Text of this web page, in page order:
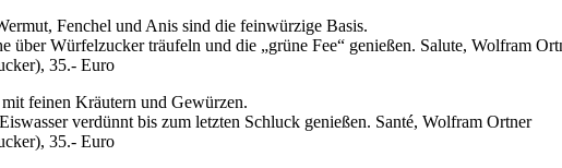
Fenchel und Anis sind die feinwürzige Basis.
über Würfelzucker träufeln und die „grüne Fee“ genießen. Salute, Wolfram
35.- Euro
feinen Kräutern und Gewürzen.
verdünnt bis zum letzten Schluck genießen. Santé, Wolfram Ortner
35.- Euro